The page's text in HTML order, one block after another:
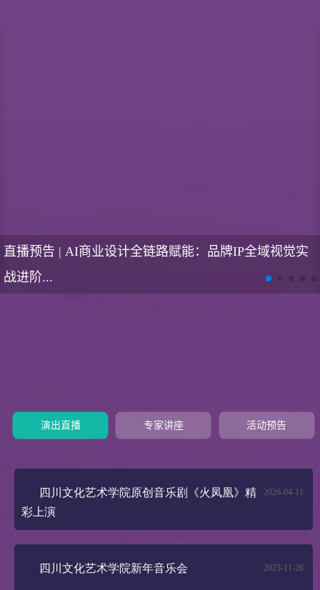
直播预告 | AI商业设计全链路赋能：品牌IP全域视觉实
战进阶...
演出直播 专家讲座 活动预告